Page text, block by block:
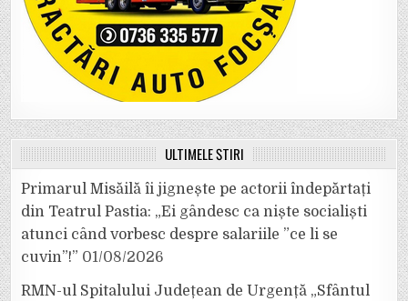
ULTIMELE ȘTIRI
Primarul Misăilă îi jignește pe actorii îndepărtați
din Teatrul Pastia: „Ei gândesc ca niște socialiști
atunci când vorbesc despre salariile ”ce li se
cuvin”!” 01/08/2026
RMN-ul Spitalului Județean de Urgență „Sfântul